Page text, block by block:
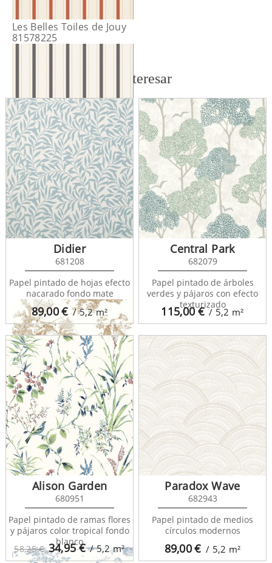
Les Belles Toiles de Jouy
81578225
Les Belles Toiles de Jouy
81579602
Les Belles Toiles de Jouy
87911318
También te puede interesar
89,00€ / 5,2m²
Didier
681208
Papel pintado de hojas efecto
nacarado fondo mate
115,00€ / 5,2 m²
Central Park
682079
Papel pintado de árboles
verdes y pájaros con efecto
texturizado
58,25 € 34,95€ / 5,2m²
Alison Garden
680951
Papel pintado de ramas flores
y pájaros color tropical fondo
blanco
89,00€ / 5,2 m²
Paradox Wave
682943
Papel pintado de medios
círculos modernos